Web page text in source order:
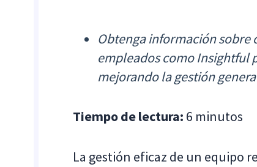
Obtenga información
empleados como Insightful
mejorando la gestión
Tiempo de lectura: 6 minutos
La gestión eficaz de un equipo